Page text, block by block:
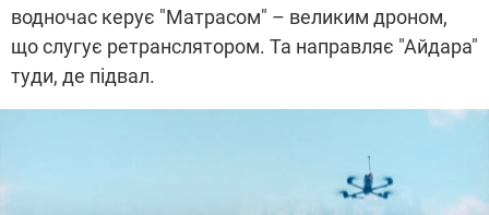
водночас керує "Матрасом" – великим дроном,
що слугує ретранслятором. Та направляє "Айдара"
туди, де підвал.